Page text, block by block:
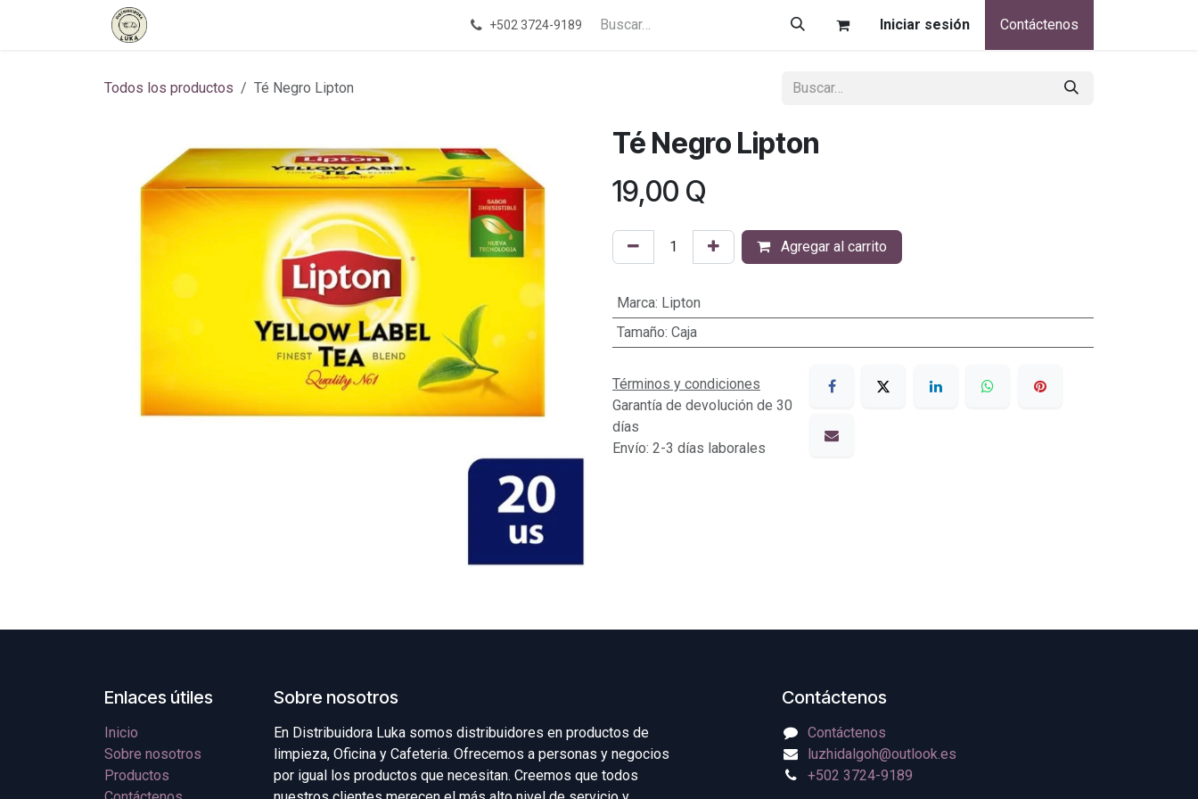
+502 3724-9189 Iniciar sesión Contáctenos
Todos los productos Té Negro Lipton
Té Negro Lipton
19,00 Q
Agregar al carrito
Marca: Lipton
Tamaño: Caja
Términos y condiciones
Garantía de devolución de 30
días
Envío: 2-3 días laborales
Enlaces útiles
Inicio
Sobre nosotros
Productos
Sobre nosotros
En Distribuidora Luka somos distribuidores en productos de
limpieza, Oficina y Cafeteria. Ofrecemos a personas y negocios
por igual los productos que necesitan. Creemos que todos
Contáctenos
Contáctenos
luzhidalgoh@outlook.es
+502 3724-9189